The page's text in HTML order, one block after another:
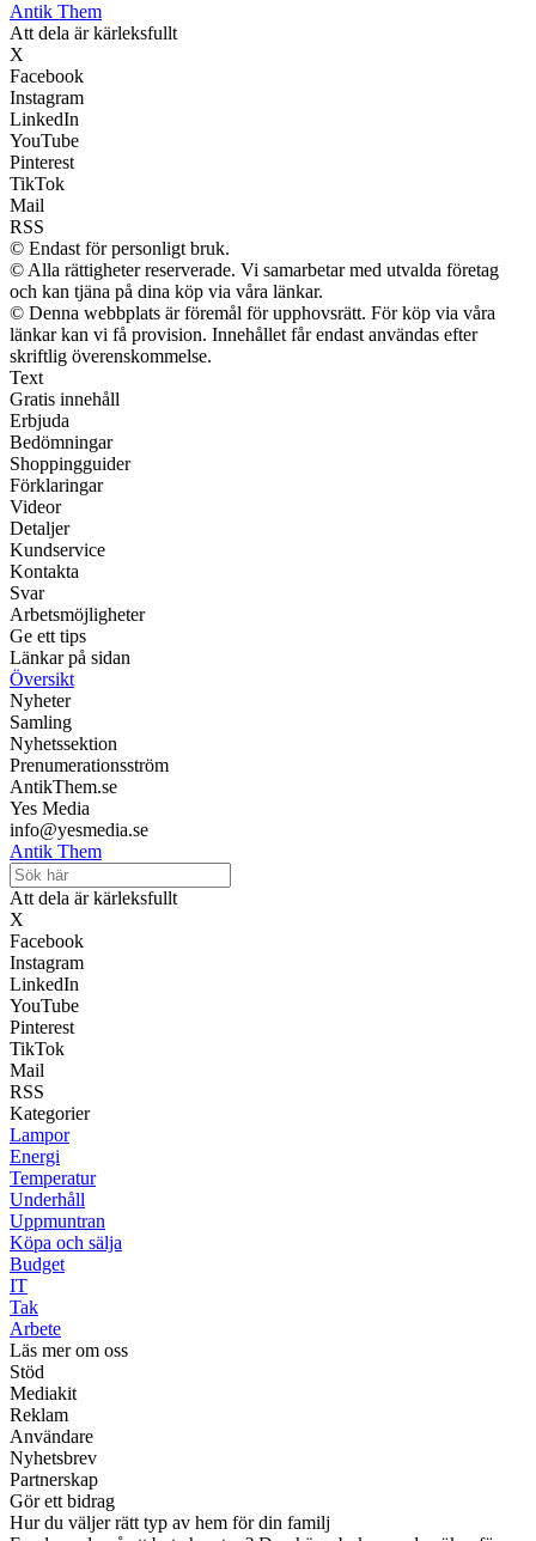
Antik Them
Att dela är kärleksfullt
X
Facebook
Instagram
LinkedIn
YouTube
Pinterest
TikTok
Mail
RSS
© Endast för personligt bruk.
© Alla rättigheter reserverade. Vi samarbetar med utvalda företag
och kan tjäna på dina köp via våra länkar.
© Denna webbplats är föremål för upphovsrätt. För köp via våra
länkar kan vi få provision. Innehållet får endast användas efter
skriftlig överenskommelse.
Text
Gratis innehåll
Erbjuda
Bedömningar
Shoppingguider
Förklaringar
Videor
Detaljer
Kundservice
Kontakta
Svar
Arbetsmöjligheter
Ge ett tips
Länkar på sidan
Översikt
Nyheter
Samling
Nyhetssektion
Prenumerationsström
AntikThem.se
Yes Media
info@yesmedia.se
Antik Them
Att dela är kärleksfullt
X
Facebook
Instagram
LinkedIn
YouTube
Pinterest
TikTok
Mail
RSS
Kategorier
Lampor
Energi
Temperatur
Underhåll
Uppmuntran
Köpa och sälja
Budget
IT
Tak
Arbete
Läs mer om oss
Stöd
Mediakit
Reklam
Användare
Nyhetsbrev
Partnerskap
Gör ett bidrag
Hur du väljer rätt typ av hem för din familj